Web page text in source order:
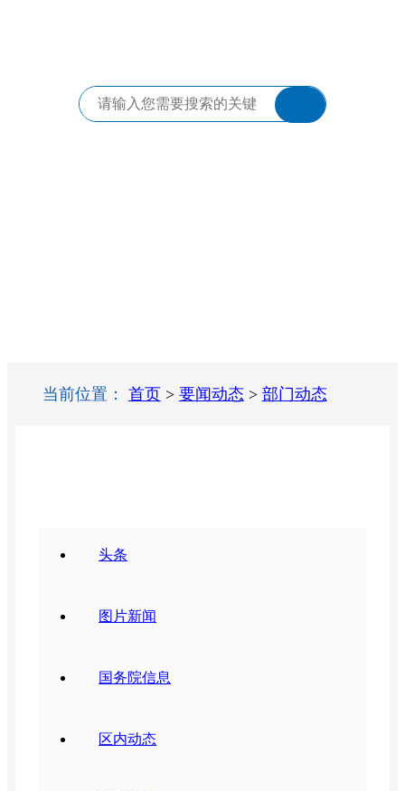
当前位置： 首页 > 要闻动态 > 部门动态
头条
图片新闻
国务院信息
区内动态